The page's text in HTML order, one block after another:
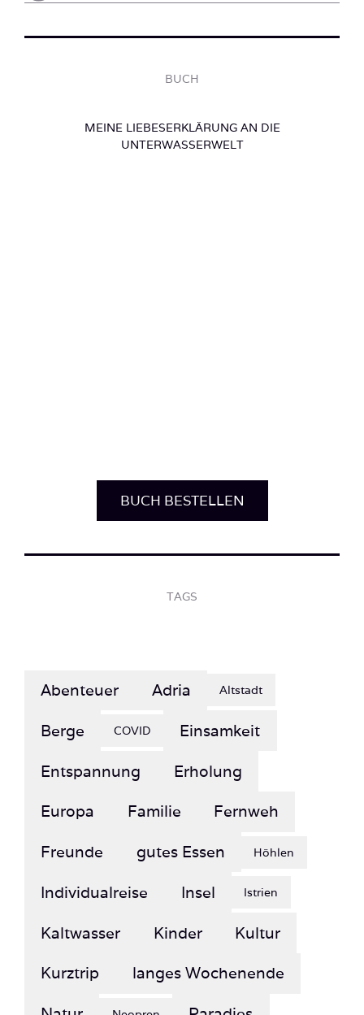
BUCH
MEINE LIEBESERKLÄRUNG AN DIE
UNTERWASSERWELT
Berge COVID Einsamkeit
Entspannung Erholung
Europa Familie Fernweh
Freunde gutes Essen Höhlen
Individualreise Insel Istrien
Kaltwasser Kinder Kultur
Kurztrip langes Wochenende
Natur Neopren Paradies